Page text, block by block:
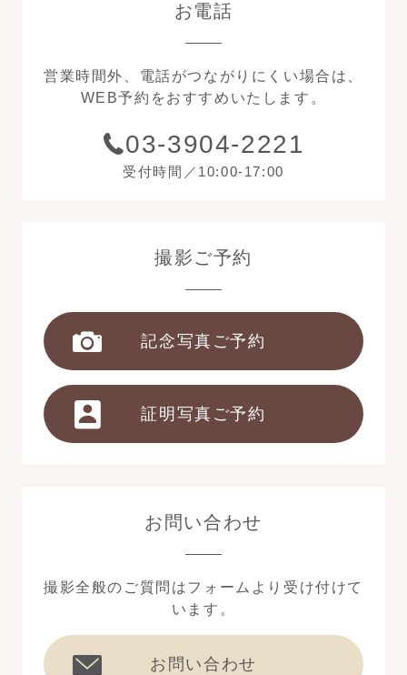
お電話
営業時間外、電話がつながりにくい場合は、
WEB予約をおすすめいたします。
03-3904-2221
受付時間／10:00-17:00
撮影ご予約
記念写真ご予約
証明写真ご予約
お問い合わせ
撮影全般のご質問はフォームより受け付けて
います。
お問い合わせ